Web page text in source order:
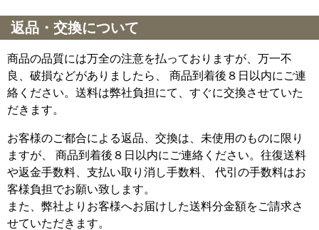
返品・交換について
商品の品質には万全の注意を払っておりますが、万一不
良、破損などがありましたら、 商品到着後８日以内にご連
絡ください。送料は弊社負担にて、すぐに交換させていた
だきます。
お客様のご都合による返品、交換は、未使用のものに限り
ますが、
商品到着後８日以内にご連絡ください。往復送料
や返金手数料、支払い取り消し手数料、 代引の手数料はお
客様負担でお願い致します。
また、弊社よりお客様へお届けした送料分金額をご請求さ
せていただきます。